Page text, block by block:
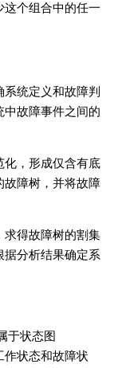
这个组合中的任一
统定义和故障判
中故障事件之间的
化，形成仅含有底
故障树，并将故障
求得故障树的割集
据分析结果确定系
于状态图
作状态和故障状